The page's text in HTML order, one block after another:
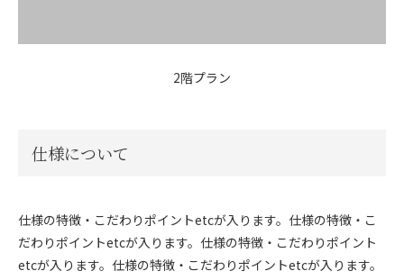
2階プラン
仕様について
仕様の特徴・こだわりポイントetcが入ります。仕様の特徴・こ
だわりポイントetcが入ります。仕様の特徴・こだわりポイント
etcが入ります。仕様の特徴・こだわりポイントetcが入ります。